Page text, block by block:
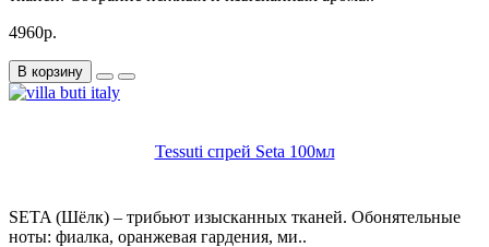
4960р.
В корзину
Tessuti спрей Seta 100мл
SETA (Шёлк) – трибьют изысканных тканей. Обонятельные
ноты: фиалка, оранжевая гардения, ми..